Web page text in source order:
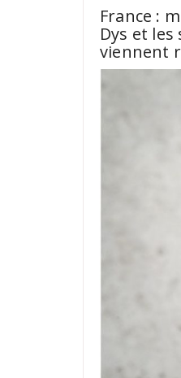
France :
Dys et
viennent